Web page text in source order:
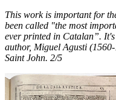
This work is important for
been called "the most
ever printed in Catalan”.
author, Miguel Agusti
Saint John. 2/5